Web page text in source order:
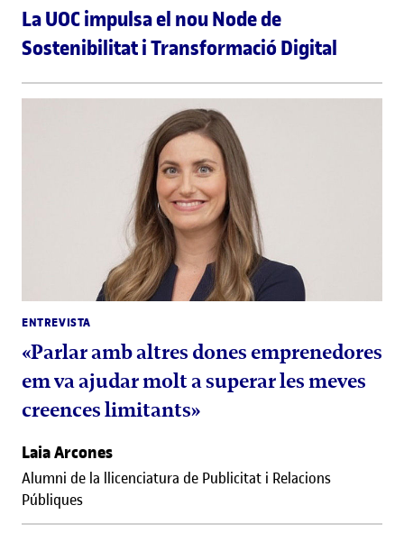
La UOC impulsa el nou Node de
Sostenibilitat i Transformació Digital
ENTREVISTA
«Parlar amb altres dones emprenedores
em va ajudar molt a superar les meves
creences limitants»
Laia Arcones
Alumni de la llicenciatura de Publicitat i Relacions
Públiques